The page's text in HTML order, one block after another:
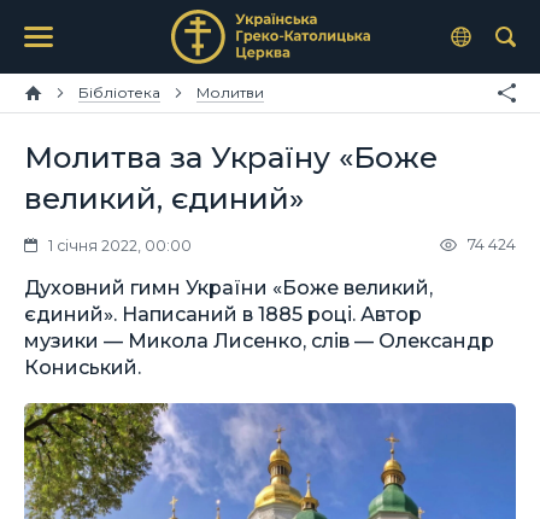
Бібліотека Молитви
Молитва за Україну «Боже
великий, єдиний»
1 січня 2022, 00:00 74 424
Духовний гимн України «Боже великий,
єдиний». Написаний в 1885 році. Автор
музики — Микола Лисенко, слів — Олександр
Кониський.